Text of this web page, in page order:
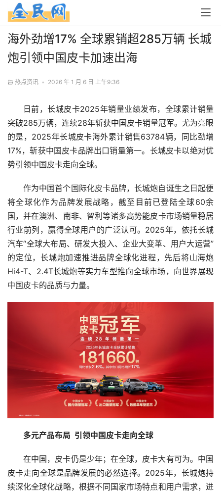
海外劲增17% 全球累销超285万辆 长城
炮引领中国皮卡加速出海
热点资讯 • 2026 年 1 月 6 日 上午9:36
日前，长城皮卡2025年销量业绩发布，全球累计销量
突破285万辆，连续28年斩获中国皮卡销量冠军。尤为亮眼
的是，2025年长城皮卡海外累计销售63784辆，同比劲增
17%，斩获中国皮卡品牌出口销量第一。长城皮卡以绝对优
势引领中国皮卡走向全球。
作为中国首个国际化皮卡品牌，长城炮自诞生之日起便
将全球化作为品牌发展战略，截至目前已登陆全球60余
国，并在澳洲、南非、智利等诸多高势能皮卡市场销量稳居
行业前列，赢得全球用户的广泛认可。2025年，依托长城
汽车“全球大布局、研发大投入、企业大变革、用户大运营”
的定位，长城炮加速推进品牌全球化进程，先后将山海炮
Hi4-T、2.4T长城炮等实力车型推向全球市场，向世界展现
中国皮卡的品质与力量。
多元产品布局 引领中国皮卡走向全球
在中国，皮卡仍是少年；在全球，皮卡大有可为。中国
皮卡走向全球是品牌发展的必然选择。2025年，长城炮持
续深化全球化战略，根据不同国家市场特点和用户需求，进